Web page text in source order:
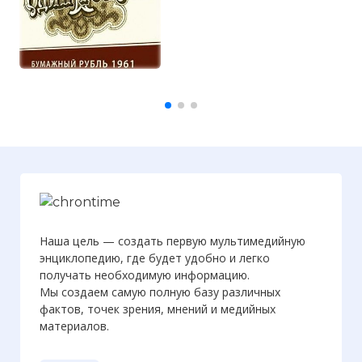
Наша цель — создать первую мультимедийную
энциклопедию, где будет удобно и легко
получать необходимую информацию.
Мы создаем самую полную базу различных
фактов, точек зрения, мнений и медийных
материалов.